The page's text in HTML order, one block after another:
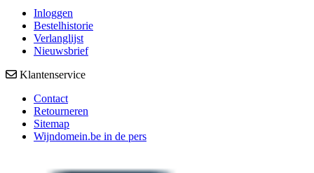
Inloggen
Bestelhistorie
Verlanglijst
Nieuwsbrief
Klantenservice
Contact
Retourneren
Sitemap
Wijndomein.be in de pers